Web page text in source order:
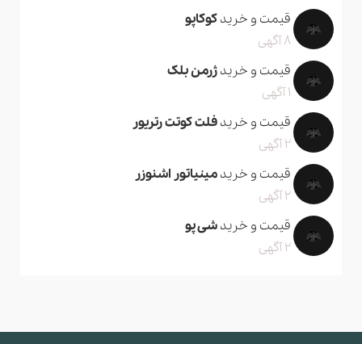
قیمت و خریدکوکاپو
8 آگهی
قیمت و خریدژرمن بلک
1 آگهی
قیمت و خریدفلت کوتت رتریور
2 آگهی
قیمت و خریدمینیاتور اشنوزر
2 آگهی
قیمت و خریدشی پو
2 آگهی